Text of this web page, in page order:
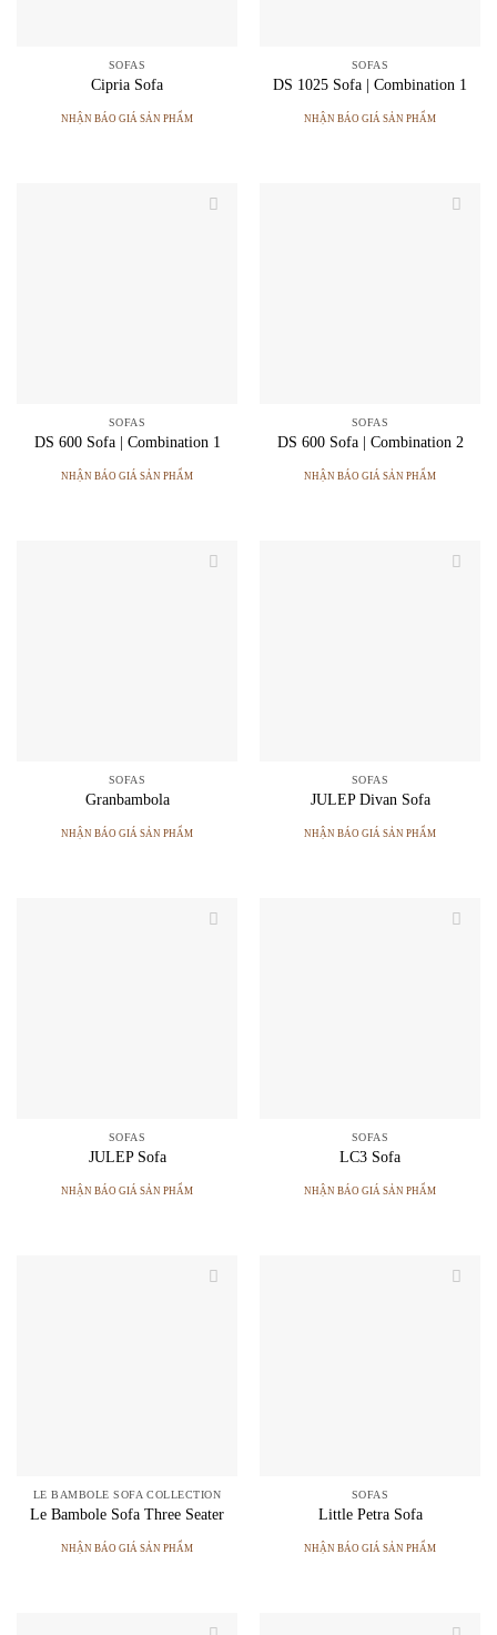
SOFAS
Cipria Sofa
NHẬN BÁO GIÁ SẢN PHẨM
SOFAS
DS 1025 Sofa | Combination 1
NHẬN BÁO GIÁ SẢN PHẨM
SOFAS
DS 600 Sofa | Combination 1
NHẬN BÁO GIÁ SẢN PHẨM
SOFAS
DS 600 Sofa | Combination 2
NHẬN BÁO GIÁ SẢN PHẨM
SOFAS
Granbambola
NHẬN BÁO GIÁ SẢN PHẨM
SOFAS
JULEP Divan Sofa
NHẬN BÁO GIÁ SẢN PHẨM
SOFAS
JULEP Sofa
NHẬN BÁO GIÁ SẢN PHẨM
SOFAS
LC3 Sofa
NHẬN BÁO GIÁ SẢN PHẨM
LE BAMBOLE SOFA COLLECTION
Le Bambole Sofa Three Seater
NHẬN BÁO GIÁ SẢN PHẨM
SOFAS
Little Petra Sofa
NHẬN BÁO GIÁ SẢN PHẨM